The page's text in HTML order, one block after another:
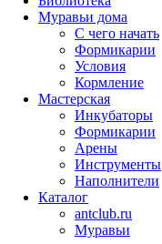
Муравьи дома
С чего начать
Формикарии
Условия
Кормление
Мастерская
Инкубаторы
Формикарии
Арены
Инструменты
Наполнители
Каталог
antclub.ru
Муравьи